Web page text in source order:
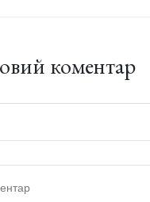
коментар